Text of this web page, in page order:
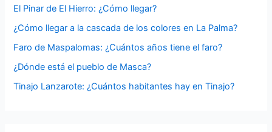
r
:
El Pinar de El Hierro: ¿Cómo llegar?
¿Cómo llegar a la cascada de los colores en La Palma?
Faro de Maspalomas: ¿Cuántos años tiene el faro?
¿Dónde está el pueblo de Masca?
Tinajo Lanzarote: ¿Cuántos habitantes hay en Tinajo?